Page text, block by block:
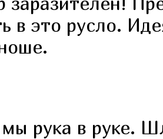
в это русло.
рука в руке.